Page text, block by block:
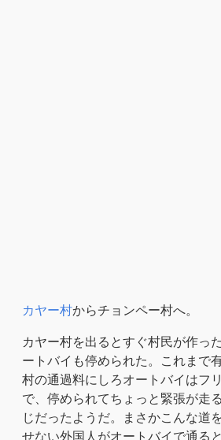
カヤー村からチョンペー村へ。
カヤー村を出るとすぐ村民が作っ
ートバイも停められた。これまで
村の通過料にしろオートバイはフ
で、停められてちょっと緊張が走
じだったようだ。まさかこんな道
せない外国人がオートバイで通る